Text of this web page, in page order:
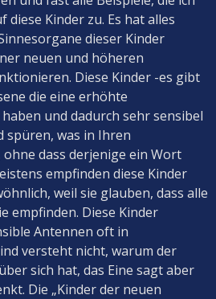
Kinder zu. Es hat alles
dieser Kinder
neuen und höheren
Diese Kinder -es gibt
die eine erhöhte
und dadurch sehr sensibel
spüren, was in Ihren
dass derjenige ein Wort
empfinden diese Kinder
weil sie glauben, dass alle
empfinden. Diese Kinder
Antennen oft in
versteht nicht, warum der
sich hat, das Eine sagt aber
Die „Kinder der neuen